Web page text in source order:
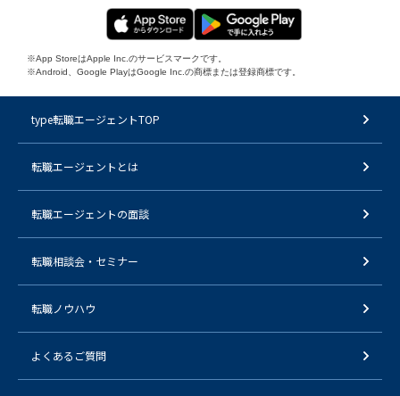
※App StoreはApple Inc.のサービスマークです。
※Android、Google PlayはGoogle Inc.の商標または登録商標です。
type転職エージェントTOP
転職エージェントとは
転職エージェントの面談
転職相談会・セミナー
転職ノウハウ
よくあるご質問